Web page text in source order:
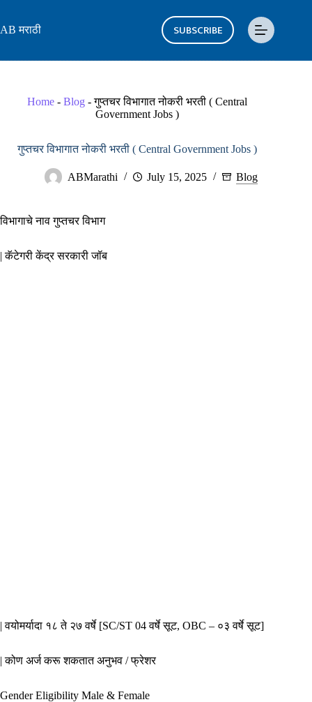
content
AB मराठी SUBSCRIBE
Home -Blog -गुप्तचर विभागात नोकरी भरती ( Central
Government Jobs )
गुप्तचर विभागात नोकरी भरती ( Central Government Jobs )
ABMarathi July 15, 2025 Blog
विभागाचे नाव गुप्तचर विभाग
| कॅटेगरी केंद्र सरकारी जॉब
| वयोमर्यादा १८ ते २७ वर्षे [SC/ST 04 वर्षे सूट, OBC – ०३ वर्षे सूट]
| कोण अर्ज करू शकतात अनुभव / फ्रेशर
Gender Eligibility Male & Female